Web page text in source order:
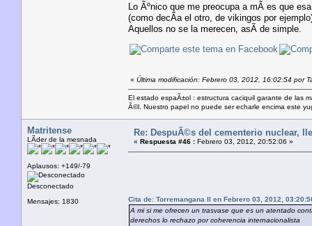
Lo Ãºnico que me preocupa a mÃ­ es que
(como decÃ­a el otro, de vikingos por
Aquellos no se la merecen, asÃ­ de simple.
« Última modificación: Febrero 03, 2012, 16:02:54 por
El estado espaÃ±ol : estructura caciquil garante de las
Ã©l. Nuestro papel no puede ser echarle encima este
Matritense
LÃ­der de la mesnada
Aplausos: +149/-79
Desconectado
Mensajes: 1830
Re: DespuÃ©s del cementerio nuclear,
« Respuesta #46 : Febrero 03, 2012, 20:52:06 »
Cita de: Torremangana II en Febrero 03, 2012,
A mi si me ofrecen un trasvase que es un atentado
derechos lo rechazo por coherencia internacionalista